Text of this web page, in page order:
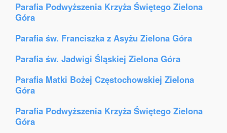
Parafia Podwyższenia Krzyża Świętego Zielona
Góra
Parafia św. Franciszka z Asyżu Zielona Góra
Parafia św. Jadwigi Śląskiej Zielona Góra
Parafia Matki Bożej Częstochowskiej Zielona
Góra
Parafia Podwyższenia Krzyża Świętego Zielona
Góra